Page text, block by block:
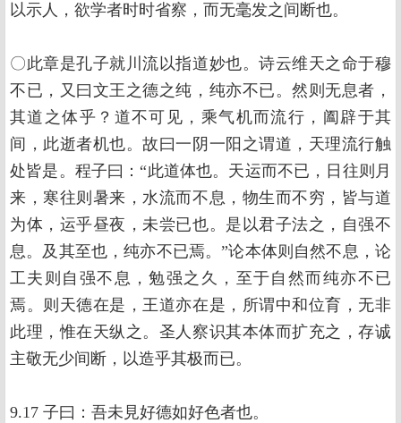
以示人，欲学者时时省察，而无毫发之间断也。
〇此章是孔子就川流以指道妙也。诗云维天之命于穆
不已，又曰文王之德之纯，纯亦不已。然则无息者，
其道之体乎？道不可见，乘气机而流行，阖辟于其
间，此逝者机也。故曰一阴一阳之谓道，天理流行触
处皆是。程子曰：“此道体也。天运而不已，日往则月
来，寒往则暑来，水流而不息，物生而不穷，皆与道
为体，运乎昼夜，未尝已也。是以君子法之，自强不
息。及其至也，纯亦不已焉。”论本体则自然不息，论
工夫则自强不息，勉强之久，至于自然而纯亦不已
焉。则天德在是，王道亦在是，所谓中和位育，无非
此理，惟在天纵之。圣人察识其本体而扩充之，存诚
主敬无少间断，以造乎其极而已。
9.17 子曰：吾未見好德如好色者也。